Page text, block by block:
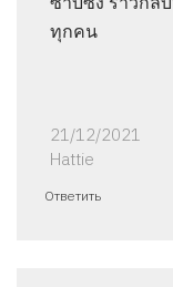
ทุกคน
21/12/2021
Hattie
Ответить